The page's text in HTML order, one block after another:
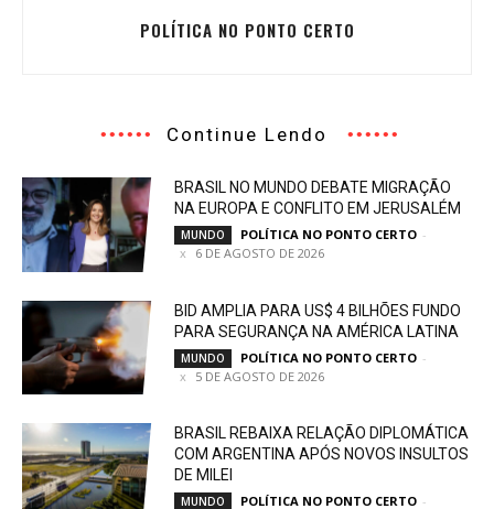
POLÍTICA NO PONTO CERTO
Continue Lendo
BRASIL NO MUNDO DEBATE MIGRAÇÃO
NA EUROPA E CONFLITO EM JERUSALÉM
MUNDO POLÍTICA NO PONTO CERTO -
6 DE AGOSTO DE 2026
BID AMPLIA PARA US$ 4 BILHÕES FUNDO
PARA SEGURANÇA NA AMÉRICA LATINA
MUNDO POLÍTICA NO PONTO CERTO -
5 DE AGOSTO DE 2026
BRASIL REBAIXA RELAÇÃO DIPLOMÁTICA
COM ARGENTINA APÓS NOVOS INSULTOS
DE MILEI
MUNDO POLÍTICA NO PONTO CERTO -